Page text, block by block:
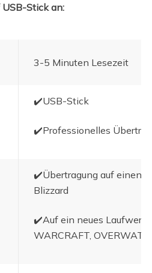
Stick an:
3-5 Minuten Lesezeit
✔️USB-Stick
✔️Professionelles
✔️Übertragung auf einen
Blizzard
✔️Auf ein neues Laufwerk
WARCRAFT,